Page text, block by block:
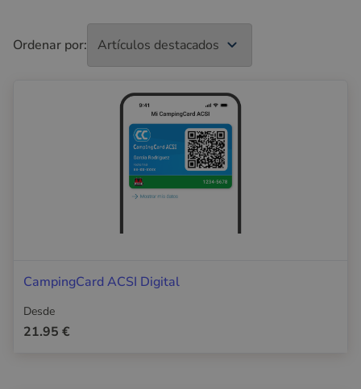
Ordenar por:
CampingCard ACSI Digital
Desde
21.95 €